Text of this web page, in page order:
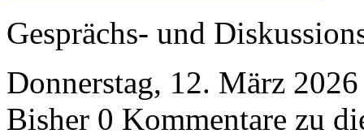
Gesprächs- und
Donnerstag, 12. März
Bisher 0 Kommentare zu